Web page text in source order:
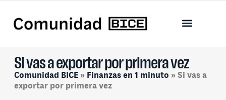
Si vas a exportar por primera vez
Comunidad BICE » Finanzas en 1 minuto » Si vas a
exportar por primera vez